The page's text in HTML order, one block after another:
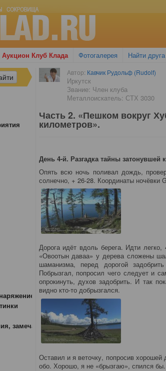
Аукцион Клуб Клада Фотогалерея Найти друга
Автор: Кавчик Рудольф (Rudolf)
Иркутск
Звание: Член клуба
Металлоискатель: СТХ 3030
Часть 2. «Пешком вокруг
километров».
День 4-й. Разгадка тайны затонувшей
Опять всю ночь поливал дождь,
солнечно, + 26-28. Координаты ночёвки
Дорога идёт вдоль берега. Идти
«Овоотын даваа» у дерева сложены
шаманизма, перед дорогой
Побрызгал, попросил чего следует и
опрокинуть, духов задобрить. И так
видно кто-то добрызгался.
Оставил и я веточку, попросив
обо. Хорошо, я не «брызгаю», спился бы.
замечания.